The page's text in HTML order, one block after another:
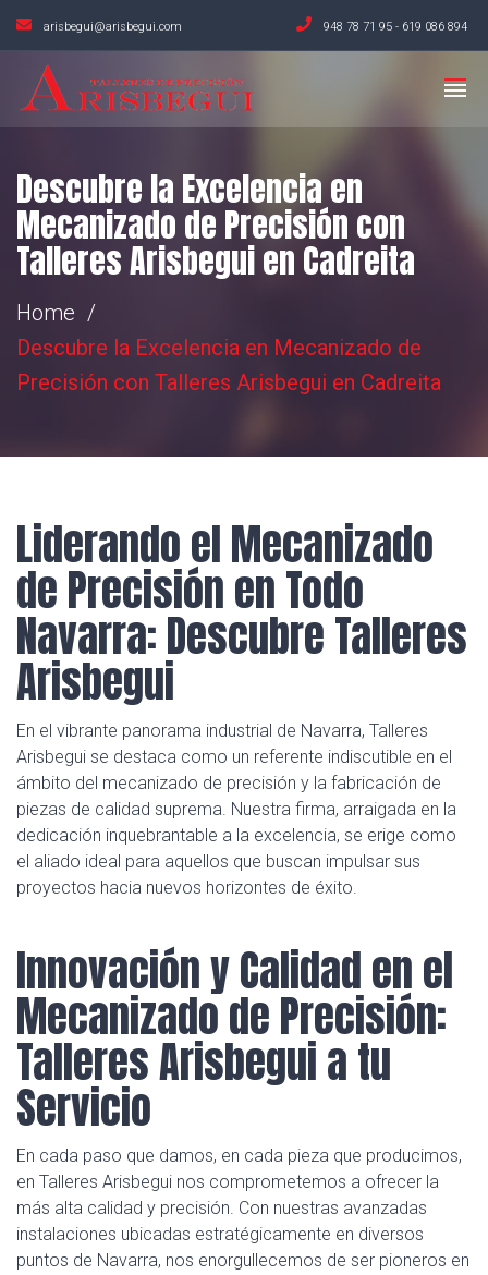
arisbegui@arisbegui.com 948 78 71 95 - 619 086 894
Descubre la Excelencia en
Mecanizado de Precisión con
Talleres Arisbegui en Cadreita
Home
Descubre la Excelencia en Mecanizado de
Precisión con Talleres Arisbegui en Cadreita
Liderando el Mecanizado
de Precisión en Todo
Navarra: Descubre Talleres
Arisbegui
En el vibrante panorama industrial de Navarra, Talleres
Arisbegui se destaca como un referente indiscutible en el
ámbito del mecanizado de precisión y la fabricación de
piezas de calidad suprema. Nuestra firma, arraigada en la
dedicación inquebrantable a la excelencia, se erige como
el aliado ideal para aquellos que buscan impulsar sus
proyectos hacia nuevos horizontes de éxito.
Innovación y Calidad en el
Mecanizado de Precisión:
Talleres Arisbegui a tu
Servicio
En cada paso que damos, en cada pieza que producimos,
en Talleres Arisbegui nos comprometemos a ofrecer la
más alta calidad y precisión. Con nuestras avanzadas
instalaciones ubicadas estratégicamente en diversos
puntos de Navarra, nos enorgullecemos de ser pioneros en